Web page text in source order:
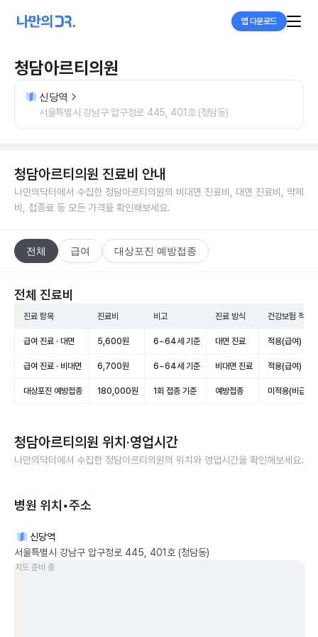
앱 다운로드
청담아르티의원
신당역
서울특별시 강남구 압구정로 445, 401호 (청담동)
청담아르티의원 진료비 안내
나만의닥터에서 수집한 청담아르티의원의 비대면 진료비, 대면 진료비, 약제
비, 접종료 등 모든 가격을 확인해보세요.
전체 급여 대상포진 예방접종
전체 진료비
진료 항목 진료비 비고 진료 방식 건강보험 적용
급여 진료 · 대면 5,600원 6~64세 기준 대면 진료 적용(급여)
급여 진료 · 비대면 6,700원 6~64세 기준 비대면 진료 적용(급여)
대상포진 예방접종 180,000원 1회 접종 기준 예방접종 미적용(비급여)
청담아르티의원 위치·영업시간
나만의닥터에서 수집한 청담아르티의원의 위치와 영업시간을 확인해보세요.
병원 위치•주소
신당역
서울특별시 강남구 압구정로 445, 401호 (청담동)
지도 준비 중